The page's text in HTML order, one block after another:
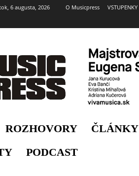
6 augusta, 2026 O Musicpress VSTUPENKY
ROZHOVORY ČLÁNKY
PODCAST